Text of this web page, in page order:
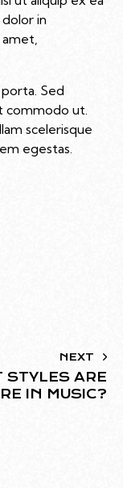
in
Sed
commodo ut.
scelerisque
egestas.
NEXT
STYLES ARE
IN MUSIC?